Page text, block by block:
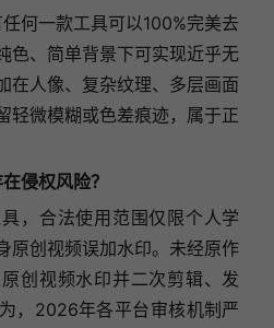
何一款工具可以100%完美去
色、简单背景下可实现近乎无
在人像、复杂纹理、多层画面
轻微模糊或色差痕迹，属于正
侵权风险？
，合法使用范围仅限个人学
原创视频误加水印。未经原作
创视频水印并二次剪辑、发
，2026年各平台审核机制严